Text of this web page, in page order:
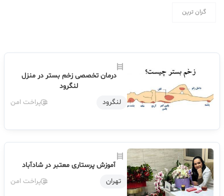
گران ترین
درمان تخصصی زخم بستر در منزل
لنگرود
لنگرود
پراخت امن
آموزش پرستاری معتبر در شادآباد
تهران
پراخت امن